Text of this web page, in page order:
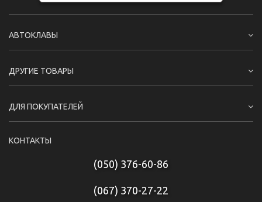
АВТОКЛАВЫ
ДРУГИЕ ТОВАРЫ
ДЛЯ ПОКУПАТЕЛЕЙ
КОНТАКТЫ
(050) 376-60-86
(067) 370-27-22